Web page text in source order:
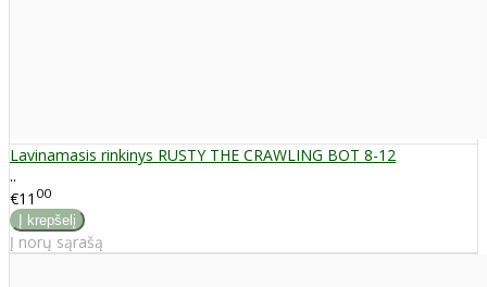
Lavinamasis rinkinys RUSTY THE CRAWLING BOT 8-12
..
€11 00
Į norų sąrašą